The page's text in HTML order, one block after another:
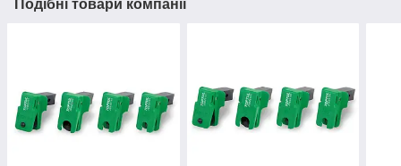
Подібні товари компанії